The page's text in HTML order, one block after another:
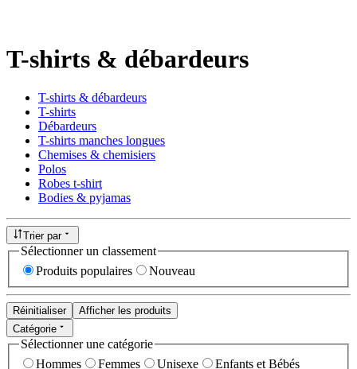
T-shirts & débardeurs
T-shirts & débardeurs
T-shirts
Débardeurs
T-shirts manches longues
Chemises & chemisiers
Polos
Robes t-shirt
Bodies & pyjamas
Trier par
Sélectionner un classement
Produits populaires
Nouveau
Réinitialiser
Afficher les produits
Catégorie
Sélectionner une catégorie
Hommes
Femmes Unisexe Enfants et Bébés